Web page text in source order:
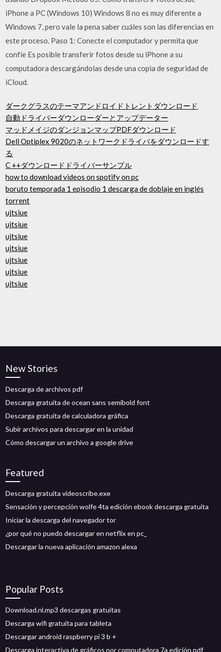
iPhone a PC (Windows 10) Windows 8 no es muy diferente a
Windows 7, pero vale la pena saber cuáles son las diferencias en
este proceso. Paso 1: Conecte el computador y permita que
confíe Es posible transferir fotos desde su iPhone a su
computadora descargándolas desde una copia de seguridad de
iCloud.
ダークグラスのテーマアンドロイドトレントダウンロード
自動ドライバーダウンローダーとアップデーター
マッドメイジのダンジョンマップPDFダウンロード
Dell Optiplex 9020のネットワークドライバをダウンロードす
る
C ++ダウンロードドライバーサンプル
how to download videos on spotify on pc
boruto temporada 1 episodio 1 descarga de doblaje en inglés
torrent
ujtsiue
ujtsiue
ujtsiue
ujtsiue
ujtsiue
ujtsiue
ujtsiue
New Stories
Descarga de archivos pdf
Descarga gratuita de ocean sans semibold font
Descarga gratuita de calculadora gráfica
Subir archivos para descargar en la unidad
Cómo descargar un archivo a google drive
Featured
Descarga gratuita videoscribe.exe
Sensación y percepción wolfe 4ta edición ebook descarga gratuita
Iniciar la descarga del navegador tor
¿por qué no puedo descargar en netflix en pc_
Descargar la nueva aplicación amazon alexa
Popular Posts
Download.nl.mp3 descargas gratuitas
Descarga wifi gratuita para tableta
Descargar android raspberry pi 3 b +
Descarga interactiva de gráficos por computadora 7a edición pdf